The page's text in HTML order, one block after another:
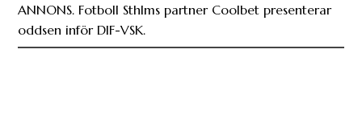
ANNONS. Fotboll Sthlms partner Coolbet presenterar
oddsen inför DIF-VSK.